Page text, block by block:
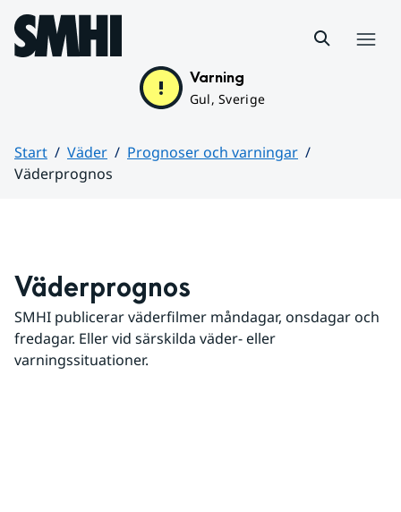
Hoppa till sidans innehåll
Varning
Gul, Sverige
Start Väder
Prognoser och varningar
Väderprognos
Väderprognos
SMHI publicerar väderfilmer måndagar, onsdagar och
fredagar. Eller vid särskilda väder- eller
varningssituationer.